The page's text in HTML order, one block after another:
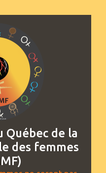
Québec de la
des femmes